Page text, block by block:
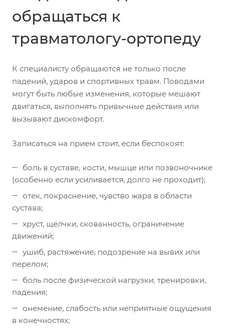
обращаться к
травматологу-ортопеду
К специалисту обращаются не только после
падений, ударов и спортивных травм. Поводами
могут быть любые изменения, которые мешают
двигаться, выполнять привычные действия или
вызывают дискомфорт.
Записаться на прием стоит, если беспокоят:
боль в суставе, кости, мышце или позвоночнике
(особенно если усиливается, долго не проходит);
отек, покраснение, чувство жара в области
сустава;
хруст, щелчки, скованность, ограничение
движений;
ушиб, растяжение, подозрение на вывих или
перелом;
боль после физической нагрузки, тренировки,
падения;
онемение, слабость или неприятные ощущения
в конечностях;